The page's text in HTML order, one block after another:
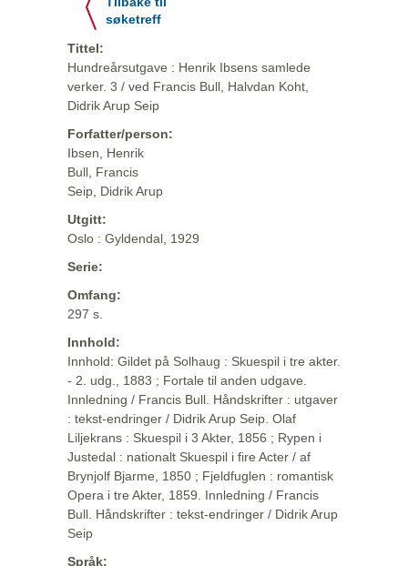
søketreff
Tittel:
Hundreårsutgave : Henrik Ibsens samlede
verker. 3 / ved Francis Bull, Halvdan Koht,
Didrik Arup Seip
Forfatter/person:
Ibsen, Henrik
Bull, Francis
Seip, Didrik Arup
Utgitt:
Oslo : Gyldendal, 1929
Serie:
Omfang:
297 s.
Innhold:
Innhold: Gildet på Solhaug : Skuespil i tre akter.
- 2. udg., 1883 ; Fortale til anden udgave.
Innledning / Francis Bull. Håndskrifter : utgaver
: tekst-endringer / Didrik Arup Seip. Olaf
Liljekrans : Skuespil i 3 Akter, 1856 ; Rypen i
Justedal : nationalt Skuespil i fire Acter / af
Brynjolf Bjarme, 1850 ; Fjeldfuglen : romantisk
Opera i tre Akter, 1859. Innledning / Francis
Bull. Håndskrifter : tekst-endringer / Didrik Arup
Seip
Språk: